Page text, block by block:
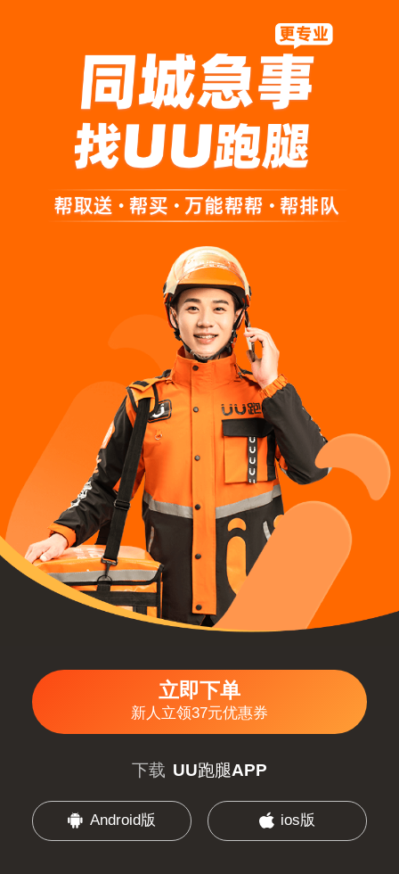
立即下单
新人立领37元优惠券
下载 UU跑腿APP
Android版 ios版